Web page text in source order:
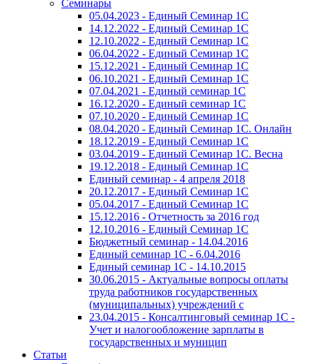
Семинары
05.04.2023 - Единый Семинар 1С
14.12.2022 - Единый Семинар 1С
12.10.2022 - Единый Семинар 1С
06.04.2022 - Единый Семинар 1С
15.12.2021 - Единый Семинар 1С
06.10.2021 - Единый Семинар 1С
07.04.2021 - Единый семинар 1С
16.12.2020 - Единый семинар 1С
07.10.2020 - Единый Семинар 1С
08.04.2020 - Единый Семинар 1С. Онлайн
18.12.2019 - Единый Семинар 1С
03.04.2019 - Единый Семинар 1С. Весна
19.12.2018 - Единый Семинар 1С
Единый семинар - 4 апреля 2018
20.12.2017 - Единый Семинар 1С
05.04.2017 - Единый Семинар 1С
15.12.2016 - Отчетность за 2016 год
12.10.2016 - Единый Семинар 1С
Бюджетный семинар - 14.04.2016
Единый семинар 1С - 6.04.2016
Единый семинар 1С - 14.10.2015
30.06.2015 - Актуальные вопросы оплаты
труда работников государственных
(муниципальных) учреждений с
23.04.2015 - Консалтинговый семинар 1С -
Учет и налогообложение зарплаты в
государственных и муницип
Статьи